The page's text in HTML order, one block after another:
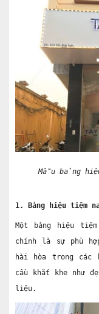
Mẫu bảng
1. Bảng hiệu tiệm
Một bảng hiệu
chính là sự phù
hài hòa trong
cầu khắt khe như
liệu.